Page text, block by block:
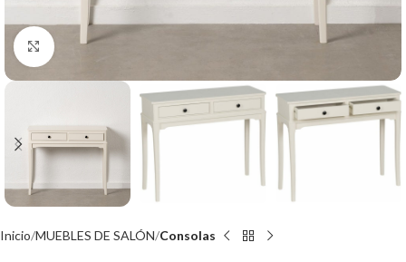
Click to enlarge
Inicio MUEBLES DE SALÓN Consolas